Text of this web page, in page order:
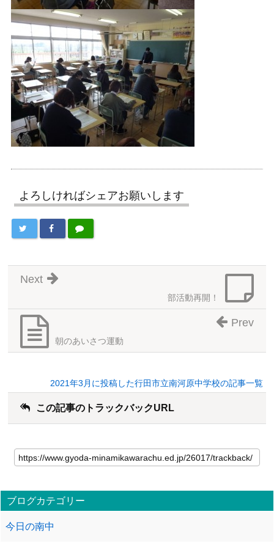
よろしければシェアお願いします
部活動再開！
Next
朝のあいさつ運動
Prev
2021年3月に投稿した行田市立南河原中学校の記事一覧
この記事のトラックバックURL
ブログカテゴリー
今日の南中